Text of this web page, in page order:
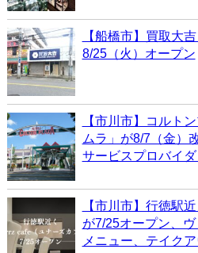
【船橋市】買取大
8/25（火）オープン
【市川市】コルト
ムラ」が8/7（金）
サービスプロバイ
【市川市】行徳駅
が7/25オープン、
メニュー、テイク